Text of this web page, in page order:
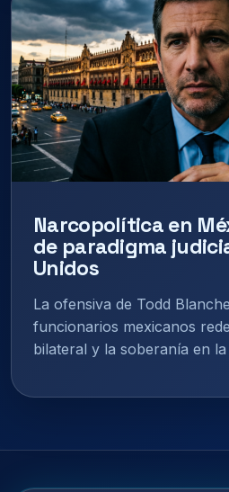
Narcopolítica en
de paradigma
Unidos
La ofensiva de Todd
funcionarios mexicanos
bilateral y la soberanía en